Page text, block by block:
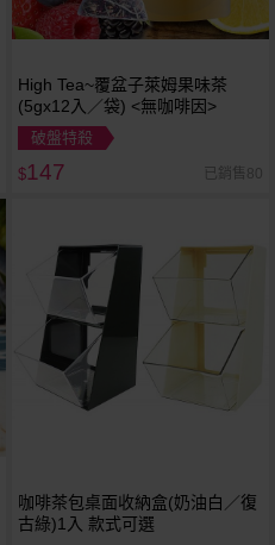
High Tea~覆盆子萊姆果味茶
(5gx12入／袋) <無咖啡因>
破盤特殺
$147 已銷售80
咖啡茶包桌面收納盒(奶油白／復
古綠)1入 款式可選